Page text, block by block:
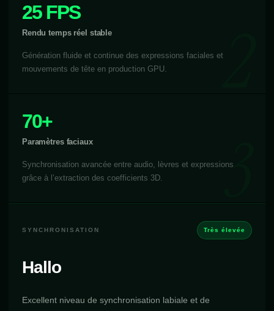
25 FPS
Rendu temps réel stable
Génération fluide et continue des expressions faciales et
mouvements de tête en production GPU.
70+
Paramètres faciaux
Synchronisation avancée entre audio, lèvres et expressions
grâce à l’extraction des coefficients 3D.
SYNCHRONISATION Très élevée
Hallo
Excellent niveau de synchronisation labiale et de